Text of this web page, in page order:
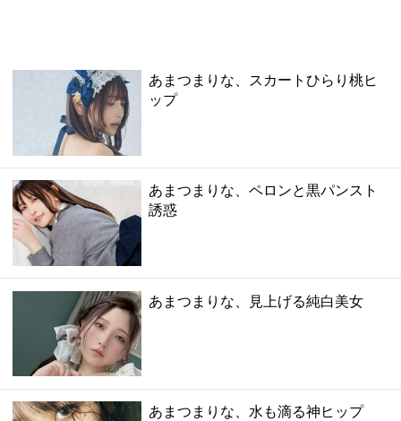
あまつまりな、スカートひらり桃ヒ
ップ
あまつまりな、ペロンと黒パンスト
誘惑
あまつまりな、見上げる純白美女
あまつまりな、水も滴る神ヒップ